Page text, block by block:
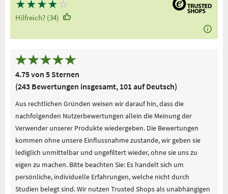
★★★★ ☆
Hilfreich? (34)
4.75 von 5 Sternen
(243 Bewertungen insgesamt, 101 auf Deutsch)
Aus rechtlichen Gründen weisen wir darauf hin, dass die
nachfolgenden Nutzerbewertungen allein die Meinung der
Verwender unserer Produkte wiedergeben. Die Bewertungen
kommen ohne unsere Einflussnahme zustande, wir geben sie
lediglich unmittelbar und ungefiltert wieder, ohne sie uns zu
eigen zu machen. Bitte beachten Sie: Es handelt sich um
persönliche, individuelle Erfahrungen, welche nicht durch
Studien belegt sind. Wir nutzen Trusted Shops als unabhängigen